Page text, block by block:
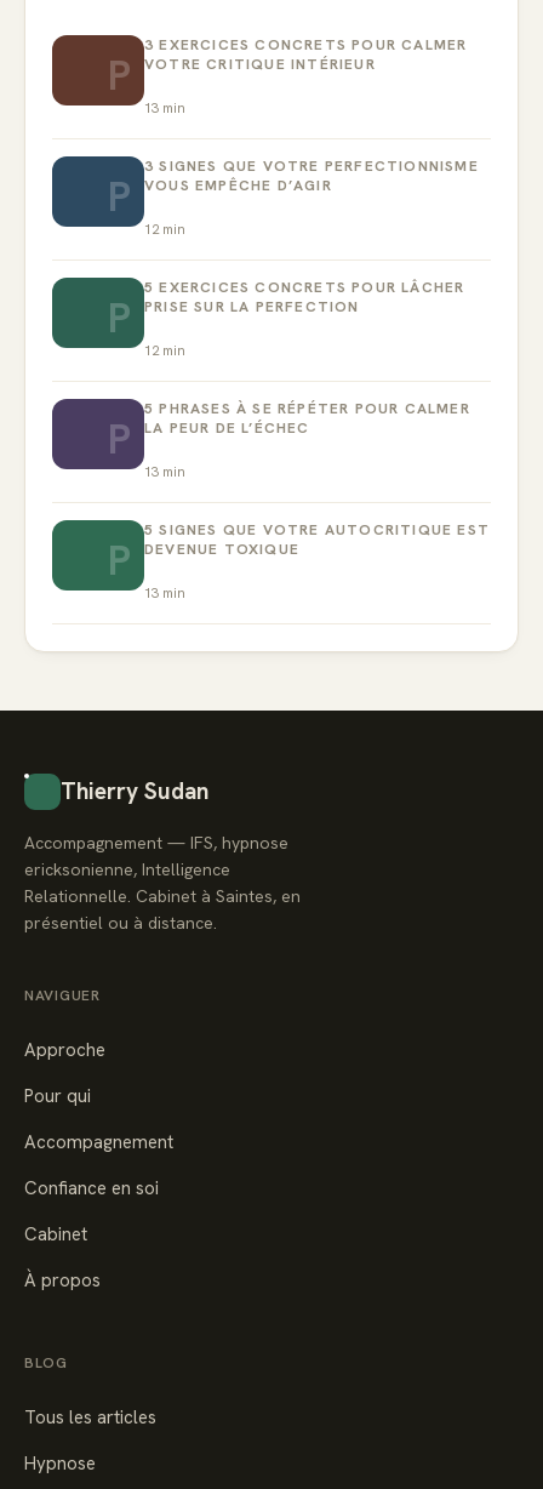
P
3 EXERCICES CONCRETS POUR CALMER
VOTRE CRITIQUE INTÉRIEUR
13 min
P
3 SIGNES QUE VOTRE PERFECTIONNISME
VOUS EMPÊCHE D’AGIR
12 min
P
5 EXERCICES CONCRETS POUR LÂCHER
PRISE SUR LA PERFECTION
12 min
P
5 PHRASES À SE RÉPÉTER POUR CALMER
LA PEUR DE L’ÉCHEC
13 min
P
5 SIGNES QUE VOTRE AUTOCRITIQUE EST
DEVENUE TOXIQUE
13 min
Thierry Sudan
Accompagnement — IFS, hypnose
ericksonienne, Intelligence
Relationnelle. Cabinet à Saintes, en
présentiel ou à distance.
NAVIGUER
Approche
Pour qui
Accompagnement
Confiance en soi
Cabinet
À propos
BLOG
Tous les articles
Hypnose